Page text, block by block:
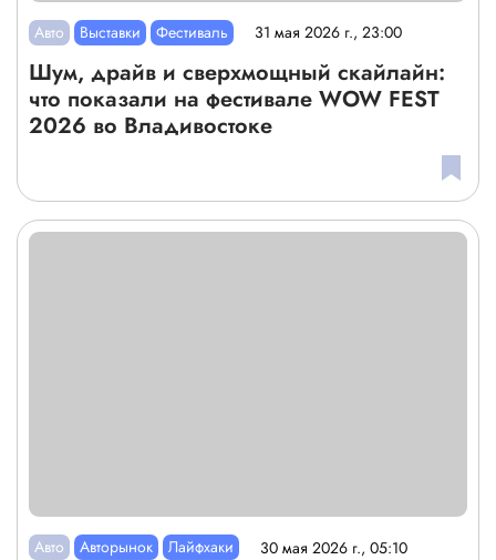
Авто Выставки Фестиваль 31 мая 2026 г., 23:00
Шум, драйв и сверхмощный скайлайн:
что показали на фестивале WOW FEST
2026 во Владивостоке
Авто Авторынок Лайфхаки 30 мая 2026 г., 05:10